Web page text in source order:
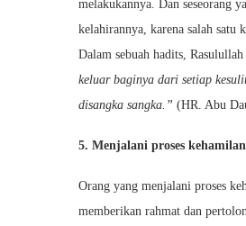
melakukannya. Dan seseorang
kelahirannya, karena salah satu
Dalam sebuah hadits,
keluar baginya dari setiap
disangka sangka.” (HR. Abu
5. Menjalani proses
Orang yang menjalani proses
memberikan rahmat dan